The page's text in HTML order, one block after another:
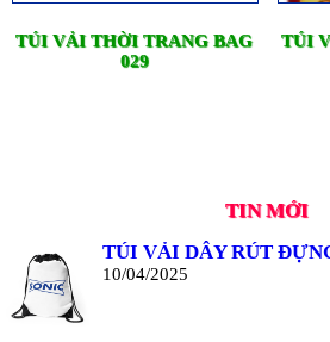
TÚI VẢI THỜI TRANG BAG
029
TÚI
TIN MỚI
TÚI VẢI DÂY RÚT
10/04/2025